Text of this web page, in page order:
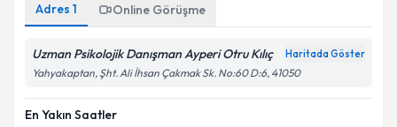
Adres 1 Online Görüşme
Uzman Psikolojik Danışman Ayperi Otru Kılıç Haritada Göster
Yahyakaptan, Şht. Ali İhsan Çakmak Sk. No:60 D:6, 41050
En Yakın Saatler